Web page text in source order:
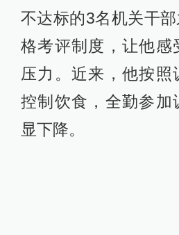
不达标的3名机关干
格考评制度，让他感
压力。近来，他按照
控制饮食，全勤参加
显下降。